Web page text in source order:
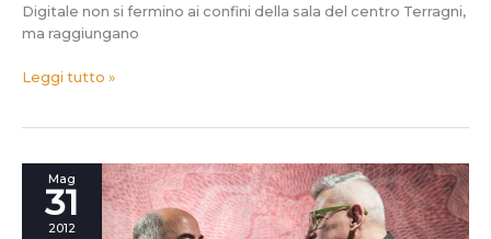
Digitale non si fermino ai confini della sala del centro Terragni,
ma raggiungano
Leggi tutto »
Mag
31
2012
domande